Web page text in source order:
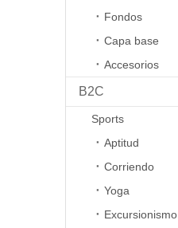
Fondos
Capa base
Accesorios
B2C
Sports
Aptitud
Corriendo
Yoga
Excursionismo